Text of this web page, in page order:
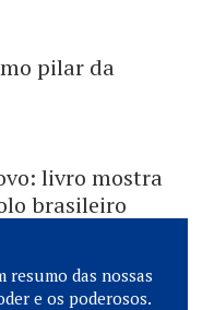
pilar da
livro mostra
brasileiro
resumo das nossas
e os poderosos.